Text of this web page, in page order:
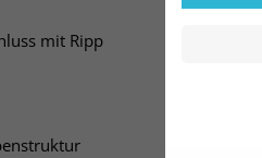
mit Ripp